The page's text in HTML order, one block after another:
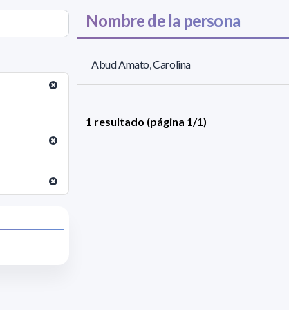
Nombre de la persona
Abud Amato, Carolina
1 resultado (página 1/1)